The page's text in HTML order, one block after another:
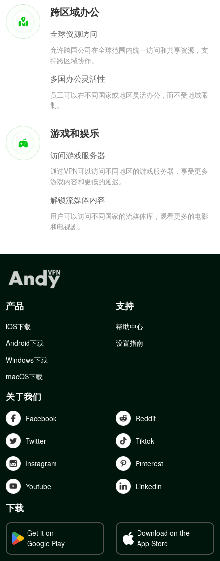
跨区域办公
全球资源访问
允许跨国公司在全球范围内统一访问和共享资源，支
持跨区域协作。
多国办公灵活性
员工可以在不同国家或地区灵活办公，而不受地域限
制。
游戏和娱乐
访问游戏服务器
通过VPN可以访问不同地区的游戏服务器，享受更多
游戏内容和更低的延迟。
解锁流媒体内容
用户可以访问不同国家的流媒体库，观看更多的电影
和电视剧。
产品
iOS下载
Android下载
Windows下载
macOS下载
支持
帮助中心
设置指南
关于我们
Facebook Reddit
Twitter Tiktok
Instagram Pinterest
Youtube Linkedln
下载
Get it on
Google Play
Download on the
App Store